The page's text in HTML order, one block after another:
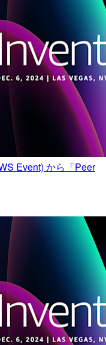
Event) から「Peer